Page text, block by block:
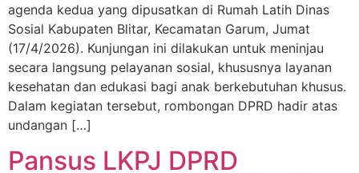
agenda kedua yang dipusatkan di Rumah Latih Dinas
Sosial Kabupaten Blitar, Kecamatan Garum, Jumat
(17/4/2026). Kunjungan ini dilakukan untuk meninjau
secara langsung pelayanan sosial, khususnya layanan
kesehatan dan edukasi bagi anak berkebutuhan khusus.
Dalam kegiatan tersebut, rombongan DPRD hadir atas
undangan […]
Pansus LKPJ DPRD